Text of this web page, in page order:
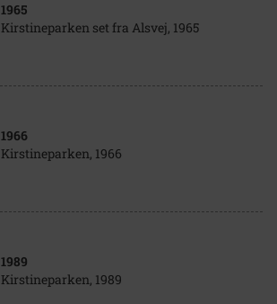
1965
Kirstineparken set fra Alsvej, 1965
1966
Kirstineparken, 1966
1989
Kirstineparken, 1989